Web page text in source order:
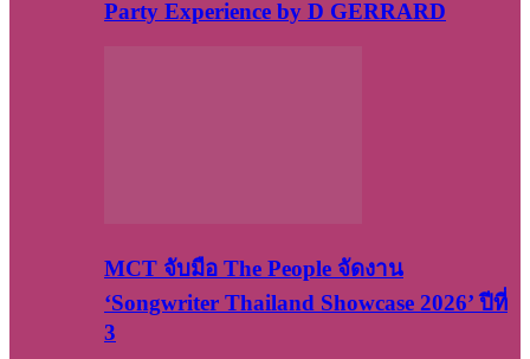
Party Experience by D GERRARD
MCT จับมือ The People จัดงาน
‘Songwriter Thailand Showcase 2026’ ปีที่
3